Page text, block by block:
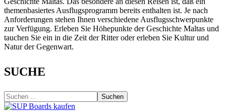
themenbasiertes Ausflugsprogramm bereits enthalten ist. Je nach
Anforderungen stehen Ihnen verschiedene Ausflugsschwerpunkte
zur Verfügung. Erleben Sie Höhepunkte der Geschichte Maltas und
tauchen Sie ein in die Zeit der Ritter oder erleben Sie Kultur und
Natur der Gegenwart.
SUCHE
Suchen